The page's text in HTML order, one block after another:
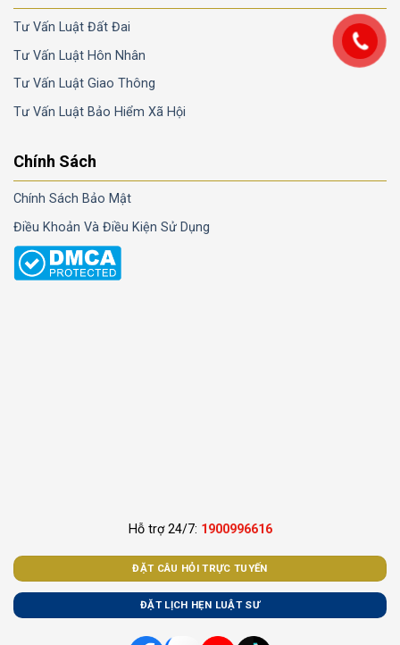
Tư Vấn Luật Đất Đai
Tư Vấn Luật Hôn Nhân
Tư Vấn Luật Giao Thông
Tư Vấn Luật Bảo Hiểm Xã Hội
Chính Sách
Chính Sách Bảo Mật
Điều Khoản Và Điều Kiện Sử Dụng
Hỗ trợ 24/7: 1900996616
ĐẶT CÂU HỎI TRỰC TUYẾN
ĐẶT LỊCH HẸN LUẬT SƯ